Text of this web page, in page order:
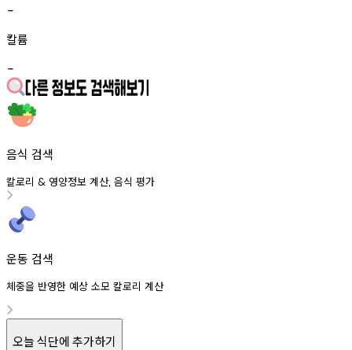
-
칼륨
-
음식 검색
칼로리 & 영양정보 계산, 음식 평가
운동 검색
체중을 반영한 예상 소모 칼로리 계산
오늘 식단에 추가하기